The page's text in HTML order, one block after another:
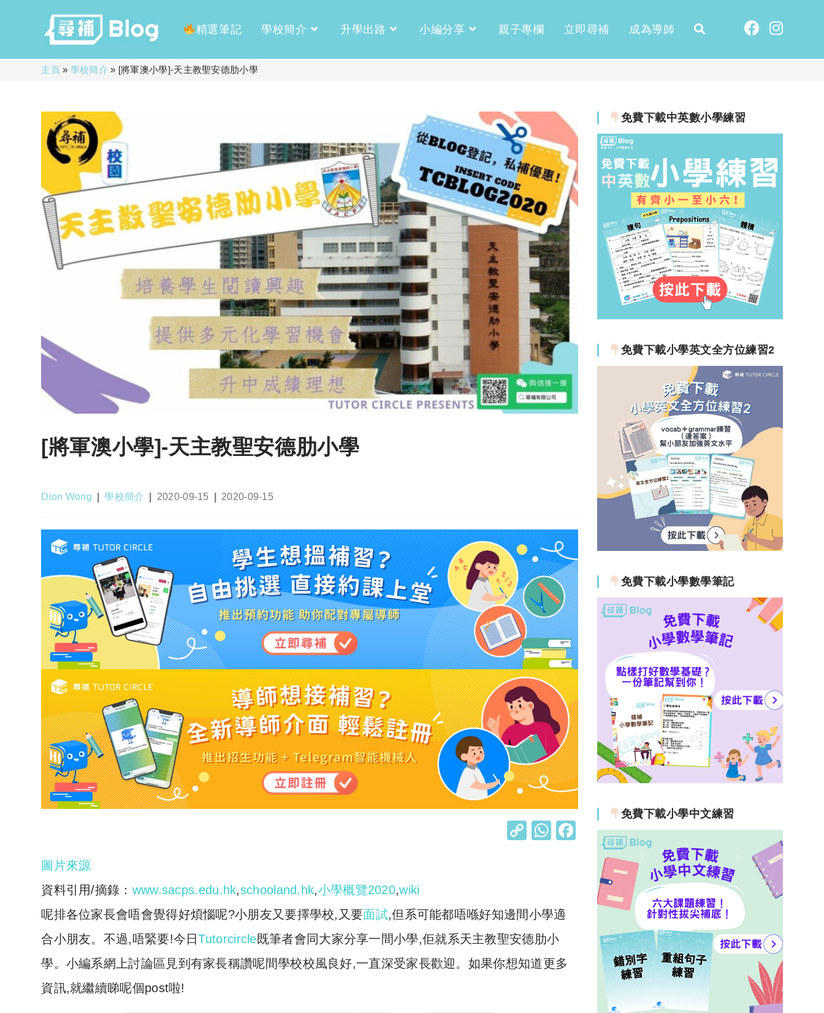
精選筆記 學校簡介 升學出路 小編分享 親子專欄 立即尋補 成為導師
主頁» 學校簡介 » [將軍澳小學]-天主教聖安德肋小學
[將軍澳小學]-天主教聖安德肋小學
Post
Dion Wong
Post
學校簡介
Post
2020-09-15
Post
2020-09-15
C
Li
n
k
W
A
圖片來源
資料引用/摘錄： www.sacps.edu.hk,schooland.hk,小學概覽2020,wiki
呢排各位家長會唔會覺得好煩惱呢?小朋友又要擇學校,又要面試,但系可能都唔喺好知邊間小學適
合小朋友。不過,唔緊要!今日Tutorcircle既筆者會同大家分享一間小學,佢就系天主教聖安德肋小
學。小編系網上討論區見到有家長稱讚呢間學校校風良好,一直深受家長歡迎。如果你想知道更多
資訊,就繼續睇呢個post啦!
免費下載中英數小學練習
免費下載小學英文全方位練習2
免費下載小學數學筆記
免費下載小學中文練習